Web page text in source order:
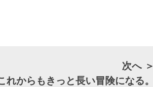
次へ ＞
れからもきっと長い冒険になる。